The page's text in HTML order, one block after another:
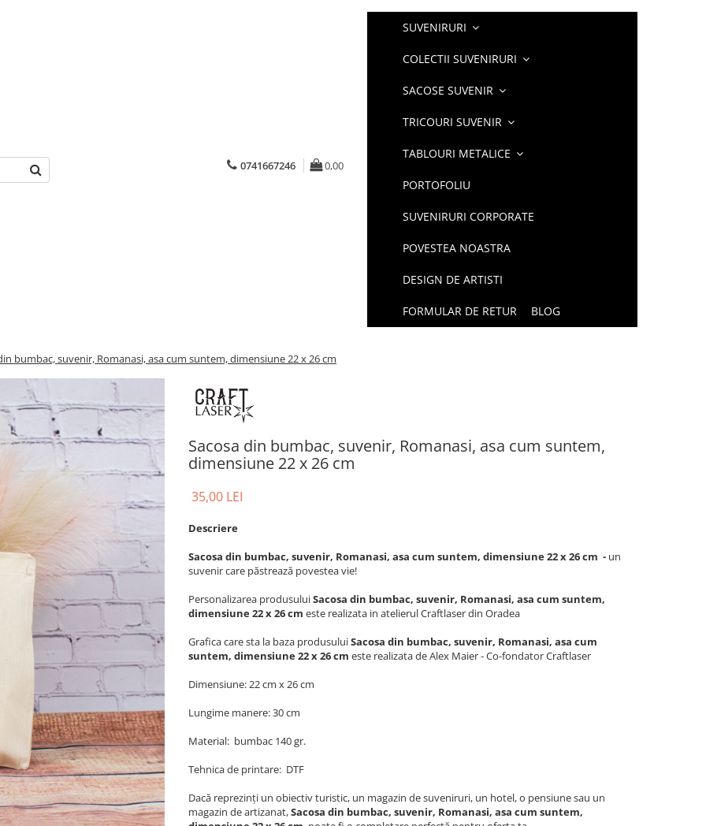
0741667246 0,00
SUVENIRURI
COLECTII SUVENIRURI
SACOSE SUVENIR
TRICOURI SUVENIR
TABLOURI METALICE
PORTOFOLIU
SUVENIRURI CORPORATE
POVESTEA NOASTRA
DESIGN DE ARTISTI
FORMULAR DE RETUR BLOG
bumbac, suvenir, Romanasi, asa cum suntem, dimensiune 22 x 26 cm
Sacosa din bumbac, suvenir, Romanasi, asa cum suntem,
dimensiune 22 x 26 cm
35,00 LEI
Descriere
Sacosa din bumbac, suvenir, Romanasi, asa cum suntem, dimensiune 22 x 26 cm - un
suvenir care păstrează povestea vie!
Personalizarea produsuluiSacosa din bumbac, suvenir, Romanasi, asa cum suntem,
dimensiune 22 x 26 cm este realizata in atelierul Craftlaser din Oradea
Graficacare sta la baza produsuluiSacosa din bumbac, suvenir, Romanasi, asa cum
suntem, dimensiune 22 x 26 cm este realizata de Alex Maier - Co-fondator Craftlaser
Dimensiune: 22 cm x 26 cm
Lungime manere: 30 cm
Material: bumbac 140 gr.
Tehnica de printare: DTF
Dacă reprezinți un obiectiv turistic, un magazin de suveniruri, un hotel, o pensiune sau un
magazin de artizanat,Sacosa din bumbac, suvenir, Romanasi, asa cum suntem,